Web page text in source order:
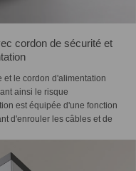
cordon de sécurité et
et le cordon d'alimentation
ainsi le risque
est équipée d'une fonction
d'enrouler les câbles et de